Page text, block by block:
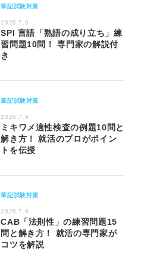
筆記試験対策
2026.7.9
SPI 言語「熟語の成り立ち」練
習問題10問！ 専門家の解説付
き
筆記試験対策
2026.7.9
ミキワメ適性検査の例題10問と
解き方！ 就活のプロがポイン
トを伝授
筆記試験対策
2026.7.9
CAB「法則性」の練習問題15
問と解き方！ 就活の専門家が
コツを解説